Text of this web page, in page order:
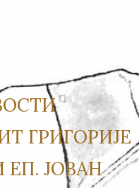
ГРИГОРИЈЕ
ЕП. ЈОВАН